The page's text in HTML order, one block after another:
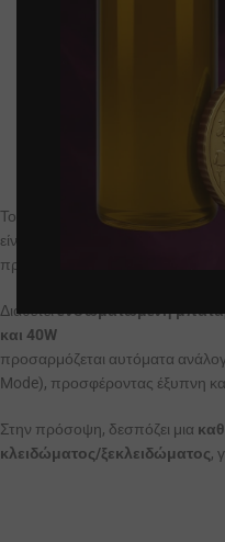
Το
είναι η ανανεωμένη και
προσφέροντας ακόμα
Διαθέτειενσωματωμένη
και 40W
προσαρμόζεται αυτόματα
Mode), προσφέροντας έξυπνη
Στην πρόσοψη, δεσπόζει μια
κλειδώματος/ξεκλειδώματος,